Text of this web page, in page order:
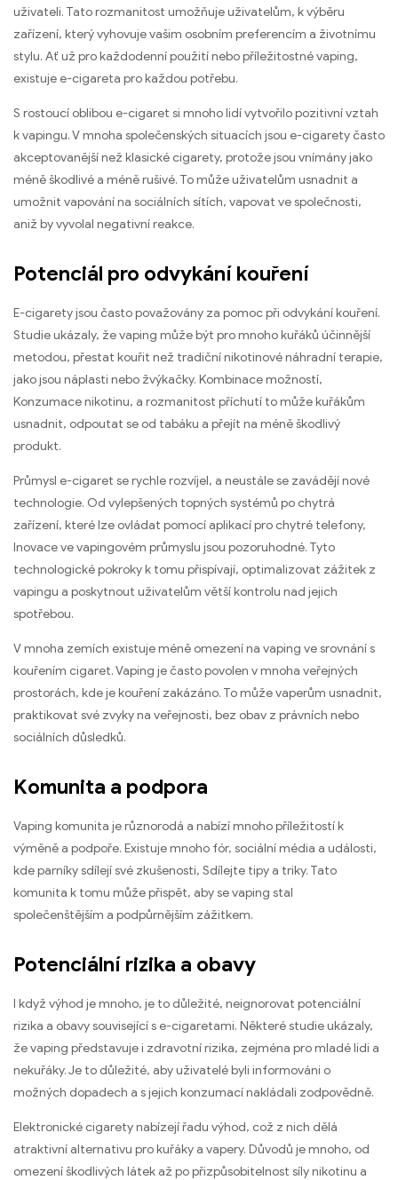
uživateli. Tato rozmanitost umožňuje uživatelům, k výběru
zařízení, který vyhovuje vašim osobním preferencím a životnímu
stylu. Ať už pro každodenní použití nebo příležitostné vaping,
existuje e-cigareta pro každou potřebu.
S rostoucí oblibou e-cigaret si mnoho lidí vytvořilo pozitivní vztah
k vapingu. V mnoha společenských situacích jsou e-cigarety často
akceptovanější než klasické cigarety, protože jsou vnímány jako
méně škodlivé a méně rušivé. To může uživatelům usnadnit a
umožnit vapování na sociálních sítích, vapovat ve společnosti,
aniž by vyvolal negativní reakce.
Potenciál pro odvykání kouření
E-cigarety jsou často považovány za pomoc při odvykání kouření.
Studie ukázaly, že vaping může být pro mnoho kuřáků účinnější
metodou, přestat kouřit než tradiční nikotinové náhradní terapie,
jako jsou náplasti nebo žvýkačky. Kombinace možností,
Konzumace nikotinu, a rozmanitost příchutí to může kuřákům
usnadnit, odpoutat se od tabáku a přejít na méně škodlivý
produkt.
Průmysl e-cigaret se rychle rozvíjel, a neustále se zavádějí nové
technologie. Od vylepšených topných systémů po chytrá
zařízení, které lze ovládat pomocí aplikací pro chytré telefony,
Inovace ve vapingovém průmyslu jsou pozoruhodné. Tyto
technologické pokroky k tomu přispívají, optimalizovat zážitek z
vapingu a poskytnout uživatelům větší kontrolu nad jejich
spotřebou.
V mnoha zemích existuje méně omezení na vaping ve srovnání s
kouřením cigaret. Vaping je často povolen v mnoha veřejných
prostorách, kde je kouření zakázáno. To může vaperům usnadnit,
praktikovat své zvyky na veřejnosti, bez obav z právních nebo
sociálních důsledků.
Komunita a podpora
Vaping komunita je různorodá a nabízí mnoho příležitostí k
výměně a podpoře. Existuje mnoho fór, sociální média a události,
kde parníky sdílejí své zkušenosti, Sdílejte tipy a triky. Tato
komunita k tomu může přispět, aby se vaping stal
společenštějším a podpůrnějším zážitkem.
Potenciální rizika a obavy
I když výhod je mnoho, je to důležité, neignorovat potenciální
rizika a obavy související s e-cigaretami. Některé studie ukázaly,
že vaping představuje i zdravotní rizika, zejména pro mladé lidi a
nekuřáky. Je to důležité, aby uživatelé byli informováni o
možných dopadech a s jejich konzumací nakládali zodpovědně.
Elektronické cigarety nabízejí řadu výhod, což z nich dělá
atraktivní alternativu pro kuřáky a vapery. Důvodů je mnoho, od
omezení škodlivých látek až po přizpůsobitelnost síly nikotinu a